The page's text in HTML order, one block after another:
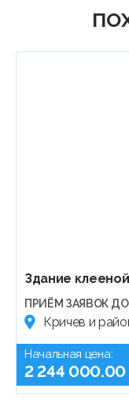
Здание
ПРИЁМ ЗАЯВОК ДО
Кричев и
Начальная цена:
2 244 000.00